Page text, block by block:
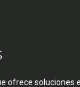
ofrece soluciones